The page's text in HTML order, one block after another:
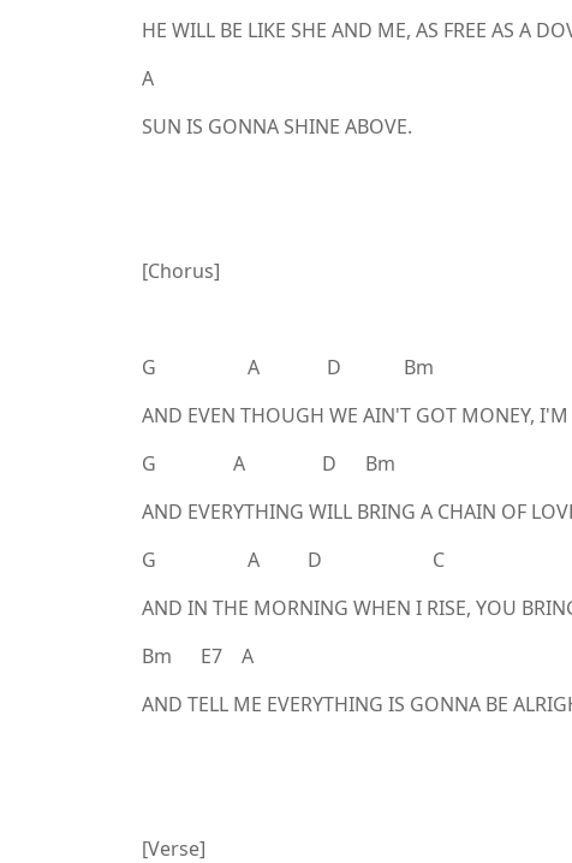
HE WILL BE LIKE SHE AND ME, AS FREE AS A
A
SUN IS GONNA SHINE ABOVE.
[Chorus]
G A D Bm
AND EVEN THOUGH WE AIN'T GOT MONEY,
G A D Bm
AND EVERYTHING WILL BRING A CHAIN OF
G A D C
AND IN THE MORNING WHEN I RISE, YOU
Bm E7 A
AND TELL ME EVERYTHING IS GONNA BE
[Verse]